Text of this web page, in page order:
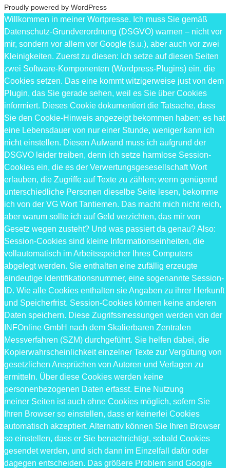
Proudly powered by WordPress
Willkommen in meiner Wortpresse. Ich muss Sie gemäß
Datenschutz-Grundverordnung (DSGVO) warnen – nicht vor
mir, sondern vor allem vor Google (s.u.), aber auch vor zwei
Kleinigkeiten. Zuerst zu diesen: Ich setze auf diesen Seiten
zwei Software-Komponenten (Wordpress-Plugins) ein, die
Cookies setzen. Das eine kommt witzigerweise just von dem
Plugin, das Sie gerade sehen, weil es Sie über Cookies
informiert. Dieses Cookie dokumentiert die Tatsache, dass
Sie den Cookie-Hinweis angezeigt bekommen haben; es hat
eine Lebensdauer von nur einer Stunde, weniger kann ich
nicht einstellen. Diesen Aufwand muss ich aufgrund der
DSGVO leider treiben, denn ich setze harmlose Session-
Cookies ein, die es der Verwertungsgesesellschaft Wort
erlauben, die Zugriffe auf Texte zu zählen; wenn genügend
unterschiedliche Personen dieselbe Seite lesen, bekomme
ich von der VG Wort Tantiemen. Das macht mich nicht reich,
aber warum sollte ich auf Geld verzichten, das mir von
Gesetz wegen zusteht? Und was passiert da genau? Also:
Session-Cookies sind kleine Informationseinheiten, die
vollautomatisch im Arbeitsspeicher Ihres Computers
abgelegt werden. Sie enthalten eine zufällig erzeugte
eindeutige Identifikationsnummer, eine sogenannte Session-
ID. Wie alle Cookies enthalten sie Angaben zu ihrer Herkunft
und Speicherfrist. Session-Cookies können keine anderen
Daten speichern. Diese Zugrifssmessungen werden von der
INFOnline GmbH nach dem Skalierbaren Zentralen
Messverfahren (SZM) durchgeführt. Sie helfen dabei, die
Kopierwahrscheinlichkeit einzelner Texte zur Vergütung von
gesetzlichen Ansprüchen von Autoren und Verlagen zu
ermitteln. Über diese Cookies werden keine
personenbezogenen Daten erfasst. Eine Nutzung
meiner Seiten ist auch ohne Cookies möglich, sofern Sie
Ihren Browser so einstellen, dass er keinerlei Cookies
automatisch akzeptiert. Alternativ können Sie Ihren Browser
so einstellen, dass er Sie benachrichtigt, sobald Cookies
gesendet werden, und sich dann im Einzelfall dafür oder
dagegen entscheiden. Das größere Problem sind Google